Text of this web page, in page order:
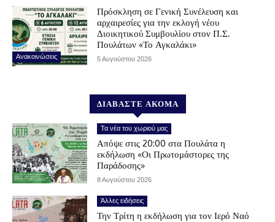
Ανακοινώσεις
Πρόσκληση σε Γενική Συνέλευση και
αρχαιρεσίες για την εκλογή νέου
Διοικητικού Συμβουλίου στον Π.Σ.
Πουλάτων «Το Αγκαλάκι»
5 Αυγούστου 2026
ΔΙΑΒΑΣΤΕ ΑΚΟΜΑ
Τα νέα του χωριού μας
Απόψε στις 20:00 στα Πουλάτα η
εκδήλωση «Οι Πρωτομάστορες της
Παράδοσης»
8 Αυγούστου 2026
Άλλες ειδήσεις
Την Τρίτη η εκδήλωση για τον Ιερό Ναό